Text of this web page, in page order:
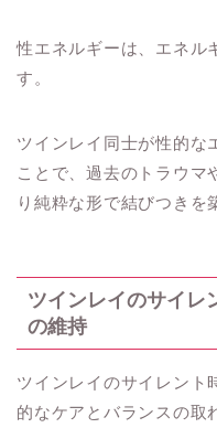
性エネルギーは、エネル
す。
ツインレイ同士が性的な
ことで、過去のトラウマ
り純粋な形で結びつきを
ツインレイのサイレ
の維持
ツインレイのサイレント
的なケアとバランスの取